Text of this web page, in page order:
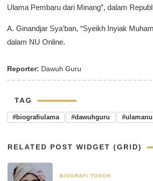
Ulama Pembaru dari Minang”, dalam
A. Ginandjar Sya’ban, “Syeikh Inyiak
dalam NU Online.
Reporter: Dawuh Guru
TAG
#biografiulama #dawuhguru
RELATED POST WIDGET (GRID)
BIOGRAFI TOKOH